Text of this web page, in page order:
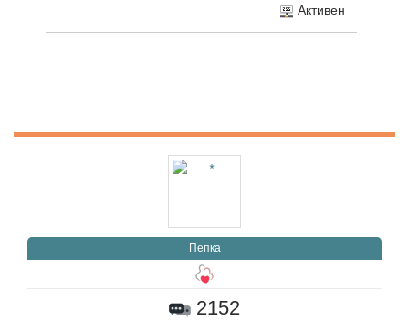
Активен
Пепка
2152